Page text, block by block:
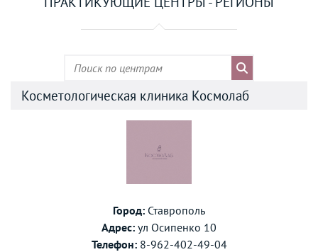
Косметологическая клиника Космолаб
Город: Ставрополь
Адрес: ул Осипенко 10
Телефон:8-962-402-49-04